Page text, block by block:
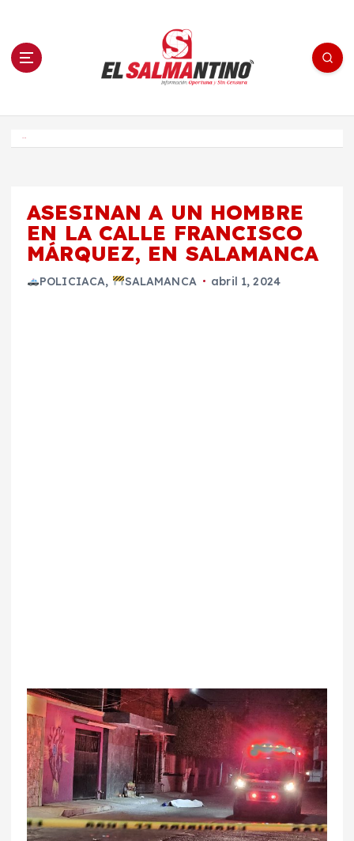
n El Salmantino - medios/noticias/editorial
ASESINAN A UN HOMBRE
EN LA CALLE FRANCISCO
MÁRQUEZ, EN SALAMANCA
POLICIACA, SALAMANCA abril 1, 2024